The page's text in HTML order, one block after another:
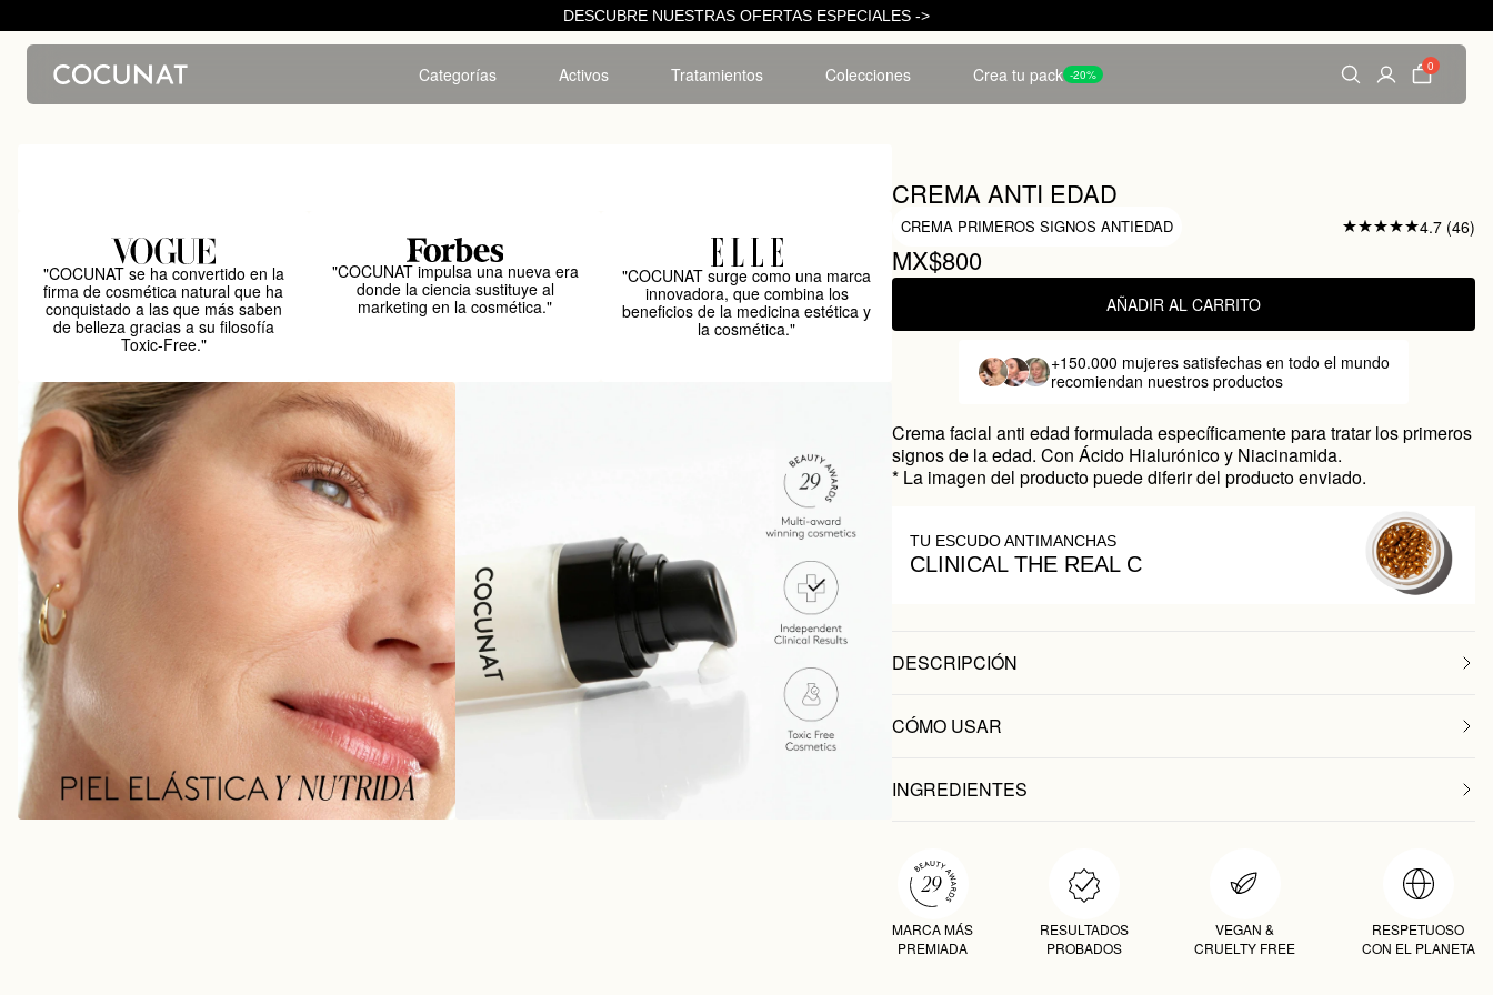
DESCUBRE NUESTRAS OFERTAS ESPECIALES ->
Categorías Activos Tratamientos Colecciones Crea tu pack -20%
0
"COCUNAT se ha convertido en la
firma de cosmética natural que ha
conquistado a las que más saben
de belleza gracias a su filosofía
Toxic-Free."
"COCUNAT impulsa una nueva era
donde la ciencia sustituye al
marketing en la cosmética."
"COCUNAT surge como una marca
innovadora, que combina los
beneficios de la medicina estética y
la cosmética."
CREMA ANTI EDAD
CREMA PRIMEROS SIGNOS ANTIEDAD 4.7 (46)
MX$800
AÑADIR AL CARRITO
+150.000 mujeres satisfechasen todo el mundo
recomiendan nuestros productos
Crema facial anti edad formulada específicamente para tratar los primeros
signos de la edad. Con Ácido Hialurónico y Niacinamida.
* La imagen del producto puede diferir del producto enviado.
TU ESCUDO ANTIMANCHAS
CLINICAL THE REAL C
DESCRIPCIÓN
CÓMO USAR
INGREDIENTES
MARCA MÁS
PREMIADA
RESULTADOS
PROBADOS
VEGAN &
CRUELTY FREE
RESPETUOSO
CON EL PLANETA